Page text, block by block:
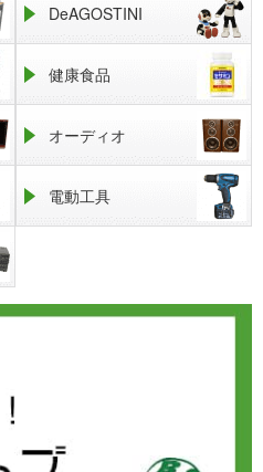
DeAGOSTINI
健康食品
オーディオ
電動工具